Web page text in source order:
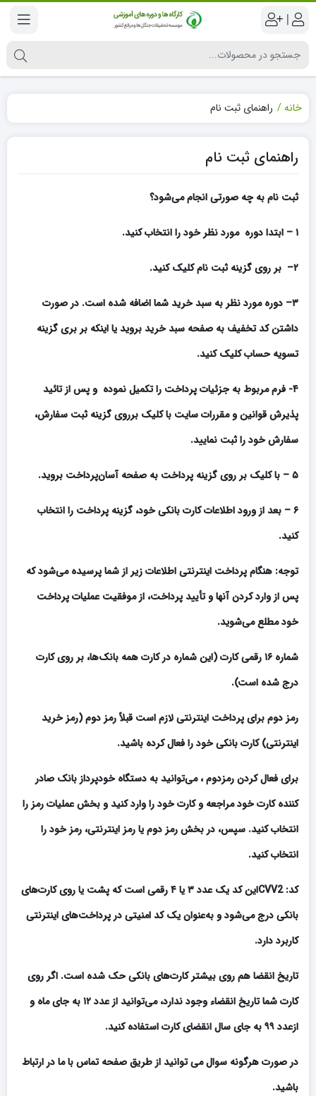
|
خانه راهنمای ثبت نام
راهنمای ثبت نام
ثبت نام به چه صورتی انجام می‌شود؟
۱– ابتدا دوره مورد نظر خود را انتخاب کنید.
۲– بر روی گزینه ثبت نام کلیک کنید.
۳– دوره مورد نظر به سبد خرید شما اضافه شده است. در صورت
داشتن کد تخفیف به صفحه سبد خریدبروید یا اینکه بر بری گزینه
تسویه حسابکلیک کنید.
۴- فرم مربوط به جزئیات پرداخت را تکمیل نموده و پس از تائید
پذیرش قوانین و مقررات سایت با کلیک برروی گزینه ثبت سفارش،
سفارش خود را ثبت نمایید.
۵– با کلیک بر روی گزینه پرداخت به صفحه آسان‌پرداخت بروید.
۶– بعد از ورود اطلاعات کارت بانکی خود، گزینه پرداخت را انتخاب
کنید.
توجه: هنگام پرداخت اینترنتی اطلاعات زیر از شما پرسیده می‌شود که
پس از وارد کردن آنها و تأیید پرداخت، از موفقیت عملیات پرداخت
خود مطلع می‌شوید.
شماره ۱۶ رقمی کارت (این شماره در کارت همه بانک‏‌ها، بر روی کارت
درج شده است).
رمز دوم برای پرداخت اینترنتی لازم است قبلاً رمز دوم (رمز خرید
اینترنتی) کارت بانکی خود را فعال کرده باشید.
برای فعال کردن رمزدوم ، می‏‌توانید به دستگاه خودپرداز بانک صادر
کننده کارت خود مراجعه و کارت خود را وارد کنید و بخش عملیات رمز را
انتخاب کنید. سپس، در بخش رمز دوم یا رمز اینترنتی، رمز خود را
انتخاب کنید.
کد:
CVV2
این کد یک عدد ۳ یا ۴ رقمی است که پشت یا روی کارت‌‌‌‌‌‌‌‌‌‌‌‌‌‌‌‌‌‌‌‌‌‌‌‌‌‌‌‌‌‌‌‌‌‌‌‌‌‌‌‌‌‌‌‌‌‌‌‌‌‌‌‌‌های
بانکی درج می‌شود و به‌‌‌‌‌‌‌‌‌‌‌‌‌‌‌‌‌‌‌‌‌‌‌‌‌‌‌‌‌‌‌‌‌‌‌‌‌‌‌‌‌‌‌‌‌‌‌‌‌‌‌‌‌عنوان یک کد امنیتی در پرداخت‌‌‌‌‌‌‌‌‌‌‌‌‌‌‌‌‌‌‌‌‌‌‌‌‌‌‌‌‌‌‌‌‌‌‌‌‌‌‌‌‌‌‌‌‌‌‌‌‌‌‌‌‌های اینترنتی
کاربرد دارد.
تاریخ انقضا هم روی بیشتر کارت‌های بانکی حک شده است. اگر روی
کارت شما تاریخ انقضاء وجود ندارد، می‏‌توانید از عدد ۱۲ به جای ماه و
ازعدد ۹۹ به جای سال انقضای کارت استفاده کنید
.
در صورت هرگونه سوال می توانید از طریق صفحه تماس با ما در ارتباط
باشید.